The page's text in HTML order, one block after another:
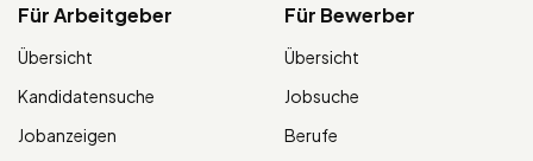
Für Arbeitgeber
Übersicht
Kandidatensuche
Jobanzeigen
Für Bewerber
Übersicht
Jobsuche
Berufe